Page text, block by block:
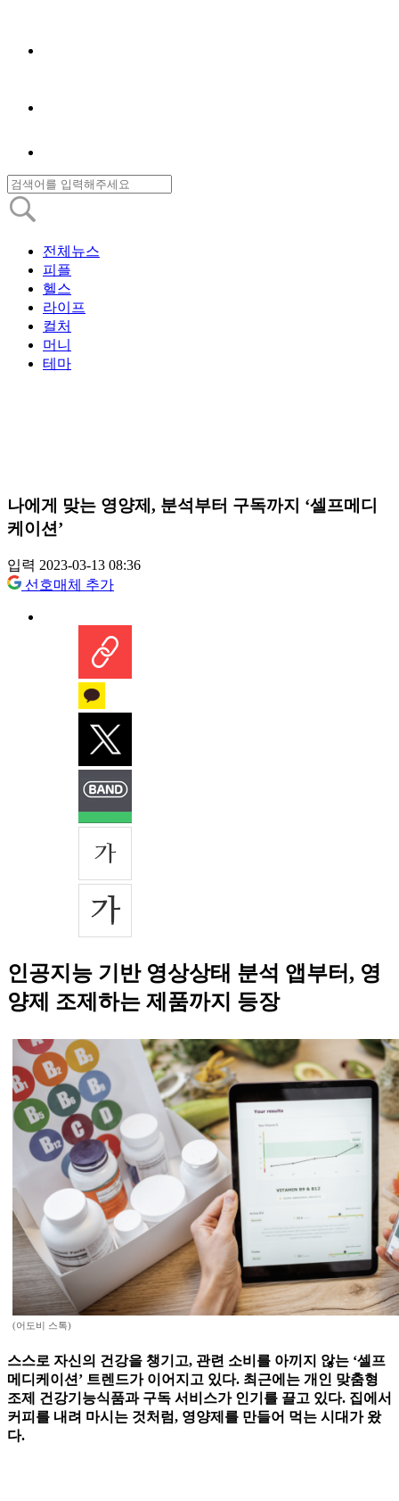
전체뉴스
피플
헬스
라이프
컬처
머니
테마
나에게 맞는 영양제, 분석부터 구독까지 ‘셀프메디
케이션’
입력 2023-03-13 08:36
선호매체 추가
인공지능 기반 영상상태 분석 앱부터, 영
양제 조제하는 제품까지 등장
(어도비 스톡)
스스로 자신의 건강을 챙기고, 관련 소비를 아끼지 않는 ‘셀프
메디케이션’ 트렌드가 이어지고 있다. 최근에는 개인 맞춤형
조제 건강기능식품과 구독 서비스가 인기를 끌고 있다. 집에서
커피를 내려 마시는 것처럼, 영양제를 만들어 먹는 시대가 왔
다.